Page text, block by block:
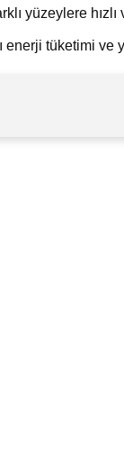
yüzeylere hızlı
enerji tüketimi ve